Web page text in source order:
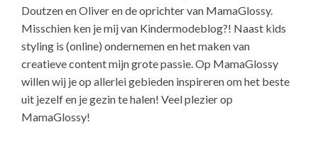
Doutzen en Oliver en de oprichter van MamaGlossy.
Misschien ken je mij van Kindermodeblog?! Naast kids
styling is (online) ondernemen en het maken van
creatieve content mijn grote passie. Op MamaGlossy
willen wij je op allerlei gebieden inspireren om het beste
uit jezelf en je gezin te halen! Veel plezier op
MamaGlossy!